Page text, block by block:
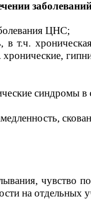
ЦНС;
в т.ч.
хронические,
синдромы в
чувство
на отдельных